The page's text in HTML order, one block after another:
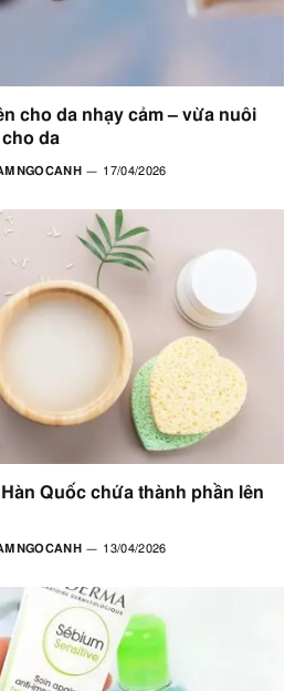
cho da nhạy cảm – vừa nuôi
da
17/04/2026
Quốc chứa thành phần lên
13/04/2026